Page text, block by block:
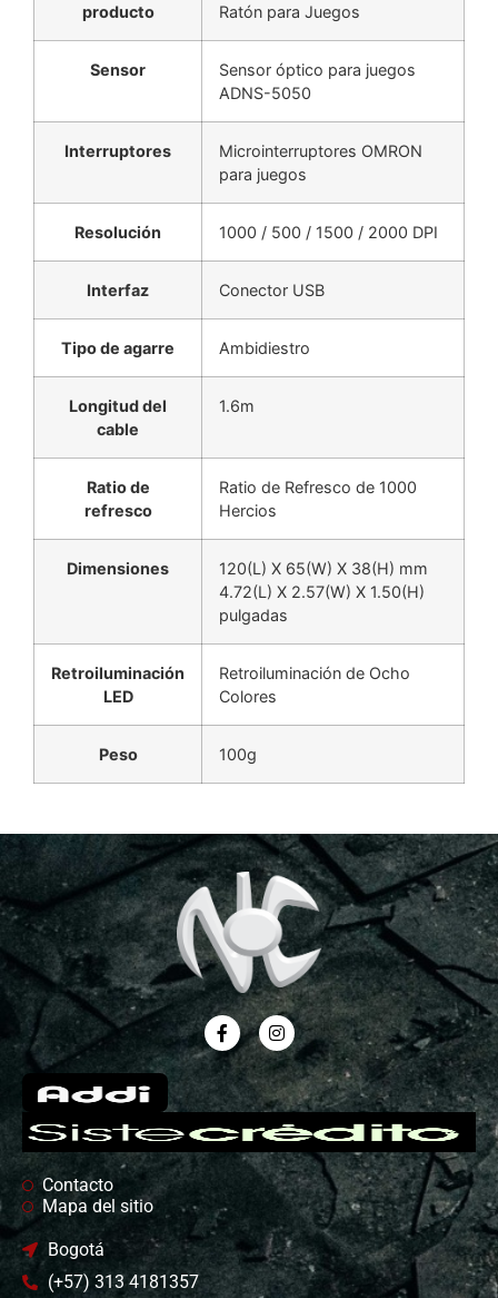
producto
Ratón para Juegos
Sensor
Sensor óptico para juegos
ADNS-5050
Interruptores
Microinterruptores OMRON
para juegos
Resolución 1000 / 500 / 1500 / 2000 DPI
Interfaz Conector USB
Tipo de agarre Ambidiestro
Longitud del
cable
1.6m
Ratio de
refresco
Ratio de Refresco de 1000
Hercios
Dimensiones
120(L) X 65(W) X 38(H) mm
4.72(L) X 2.57(W) X 1.50(H)
pulgadas
Retroiluminación
LED
Retroiluminación de Ocho
Colores
Peso 100g
Contacto
Mapa del sitio
Bogotá
(+57) 313 4181357